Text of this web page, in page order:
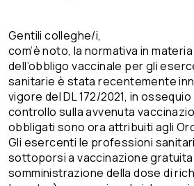
Gentili colleghe/i,
com’è noto, la normativa in
dell’obbligo vaccinale per gli
sanitarie è stata recentemente
vigore del DL 172/2021, in
controllo sulla avvenuta
obbligati sono ora attribuiti agli
Gli esercenti le professioni
sottoporsi a vaccinazione
somministrazione della dose di